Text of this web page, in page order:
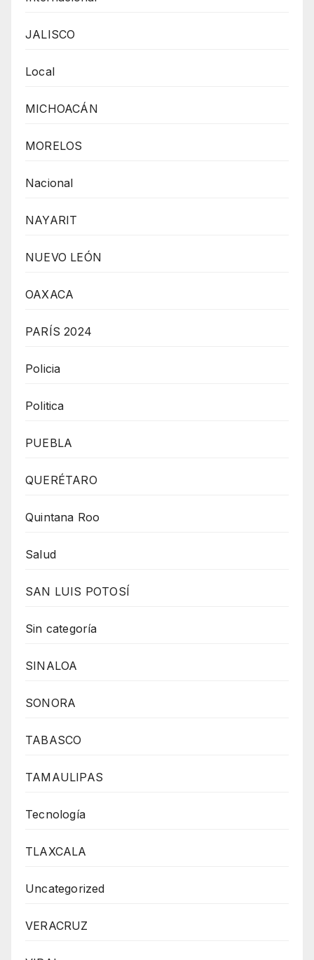
JALISCO
Local
MICHOACÁN
MORELOS
Nacional
NAYARIT
NUEVO LEÓN
OAXACA
PARÍS 2024
Policia
Politica
PUEBLA
QUERÉTARO
Quintana Roo
Salud
SAN LUIS POTOSÍ
Sin categoría
SINALOA
SONORA
TABASCO
TAMAULIPAS
Tecnología
TLAXCALA
Uncategorized
VERACRUZ